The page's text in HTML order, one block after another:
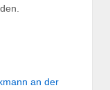
an der